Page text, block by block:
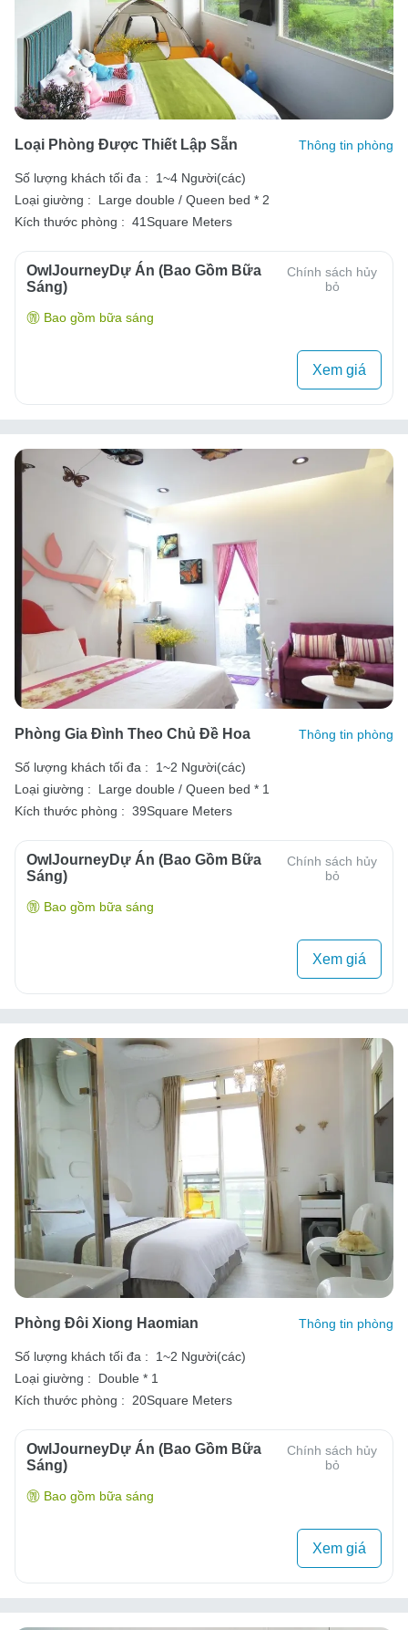
Loại Phòng Được Thiết Lập Sẵn Thông tin phòng
Số lượng khách tối đa :
1~4 Người(các)
Loại giường :
Large double / Queen bed * 2
Kích thước phòng : 41Square Meters
OwlJourneyDự Án (Bao Gồm Bữa
Sáng)
Chính sách hủy
bỏ
Bao gồm bữa sáng
Xem giá
Phòng Gia Đình Theo Chủ Đề Hoa Thông tin phòng
Số lượng khách tối đa :
1~2 Người(các)
Loại giường :
Large double / Queen bed * 1
Kích thước phòng : 39Square Meters
OwlJourneyDự Án (Bao Gồm Bữa
Sáng)
Chính sách hủy
bỏ
Bao gồm bữa sáng
Xem giá
Phòng Đôi Xiong Haomian Thông tin phòng
Số lượng khách tối đa :
1~2 Người(các)
Loại giường :
Double * 1
Kích thước phòng :
20Square Meters
OwlJourneyDự Án (Bao Gồm Bữa
Sáng)
Chính sách hủy
bỏ
Bao gồm bữa sáng
Xem giá